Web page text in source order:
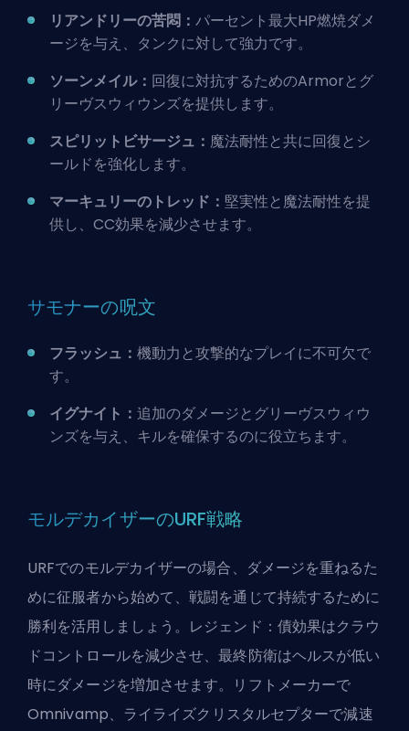
リアンドリーの苦悶： パーセント最大HP燃焼ダメ
ージを与え、タンクに対して強力です。
ソーンメイル： 回復に対抗するためのArmorとグ
リーヴスウィウンズを提供します。
スピリットビサージュ： 魔法耐性と共に回復とシ
ールドを強化します。
マーキュリーのトレッド： 堅実性と魔法耐性を提
供し、CC効果を減少させます。
サモナーの呪文
フラッシュ： 機動力と攻撃的なプレイに不可欠で
す。
イグナイト： 追加のダメージとグリーヴスウィウ
ンズを与え、キルを確保するのに役立ちます。
モルデカイザーのURF戦略
URFでのモルデカイザーの場合、ダメージを重ねるた
めに征服者から始めて、戦闘を通じて持続するために
勝利を活用しましょう。レジェンド：債効果はクラウ
ドコントロールを減少させ、最終防衛はヘルスが低い
時にダメージを増加させます。リフトメーカーで
Omnivamp、ライライズクリスタルセプターで減速